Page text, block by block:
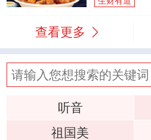
查看更多
听音
祖国美